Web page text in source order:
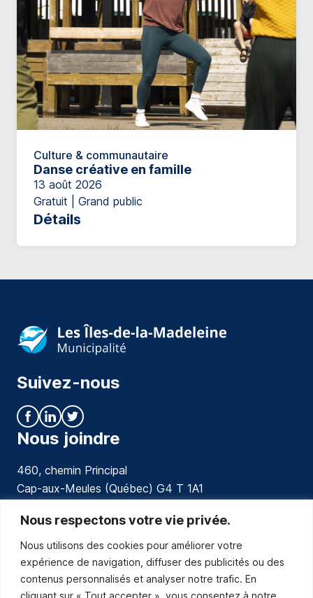
Nous respectons votre vie privée.
Nous utilisons des cookies pour améliorer votre
expérience de navigation, diffuser des publicités ou des
contenus personnalisés et analyser notre trafic. En
cliquant sur « Tout accepter », vous consentez à notre
Culture & communautaire
Danse créative en famille
13 août 2026
Gratuit | Grand public
Détails
Suivez-nous
Nous joindre
460, chemin Principal
Cap-aux-Meules (Québec) G4 T 1A1
communications@muniles.ca
418 986-3100
Composez le 1 en tout temps pour toutes urgences.
Abonnez-vous